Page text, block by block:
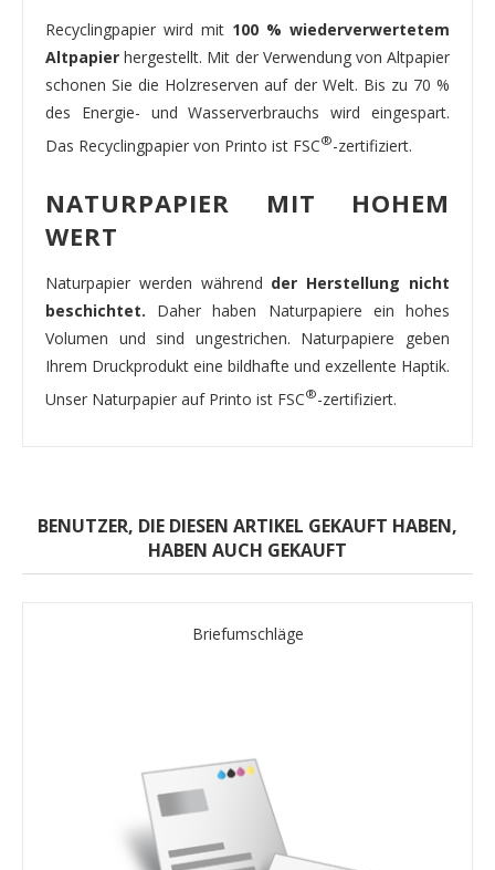
Recyclingpapier wird mit 100 % wiederverwertetem
Altpapier hergestellt. Mit der Verwendung von Altpapier
schonen Sie die Holzreserven auf der Welt. Bis zu 70 %
des Energie- und Wasserverbrauchs wird eingespart.
Das Recyclingpapier von Printo ist FSC®-zertifiziert.
NATURPAPIER MIT HOHEM
WERT
Naturpapier werden während der Herstellung nicht
beschichtet. Daher haben Naturpapiere ein hohes
Volumen und sind ungestrichen. Naturpapiere geben
Ihrem Druckprodukt eine bildhafte und exzellente Haptik.
Unser Naturpapier auf Printo ist FSC®-zertifiziert.
BENUTZER, DIE DIESEN ARTIKEL GEKAUFT HABEN,
HABEN AUCH GEKAUFT
Briefumschläge